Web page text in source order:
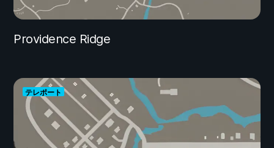
Providence Ridge
テレポート